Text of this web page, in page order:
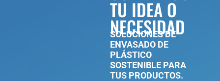
TU IDEA O
NECESIDAD
SOLUCIONES DE
ENVASADO DE
PLÁSTICO
SOSTENIBLE PARA
TUS PRODUCTOS.